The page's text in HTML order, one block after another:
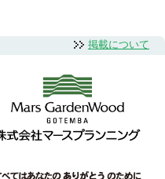
掲載について